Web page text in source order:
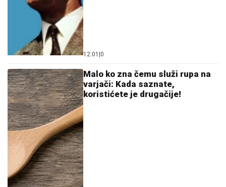
12:01 |0
Malo ko zna čemu služi rupa na
varjači: Kada saznate,
koristićete je drugačije!